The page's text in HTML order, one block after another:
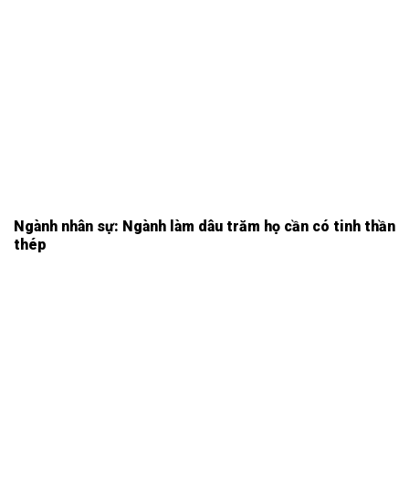
Ngành nhân sự: Ngành làm dâu trăm họ cần có tinh thần
thép